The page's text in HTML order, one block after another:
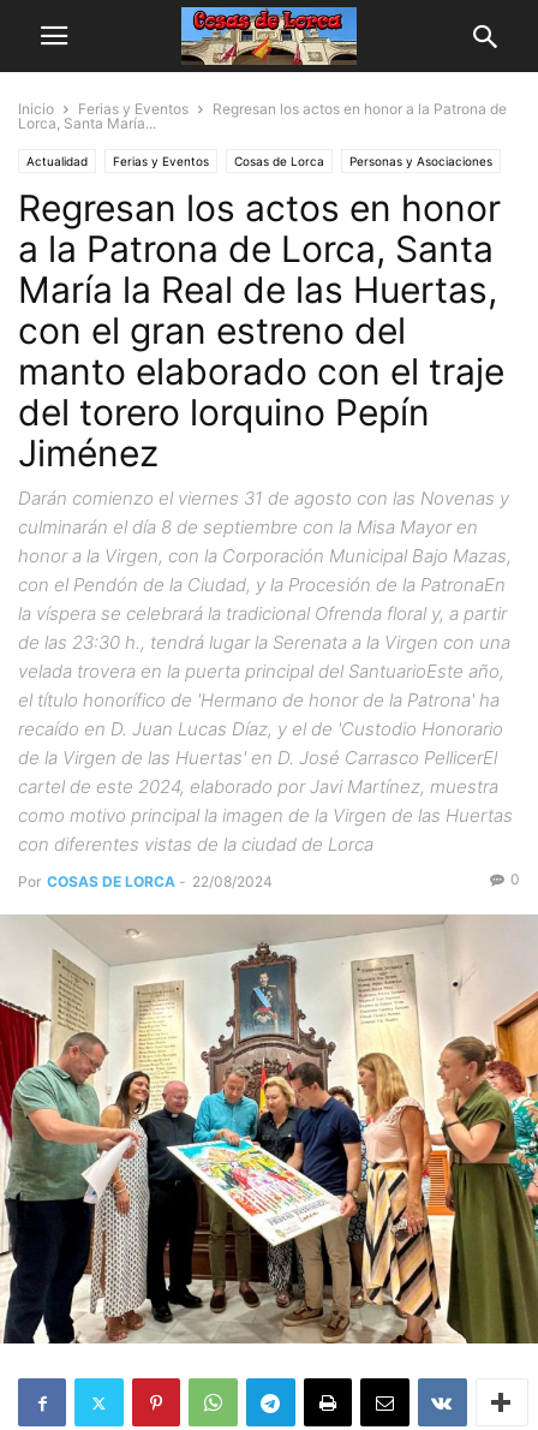
Inicio Ferias y Eventos
Regresan los actos en honor a la Patrona de
Lorca, Santa María...
Actualidad Ferias y Eventos Cosas de Lorca Personas y Asociaciones
Regresan los actos en honor
a la Patrona de Lorca, Santa
María la Real de las Huertas,
con el gran estreno del
manto elaborado con el traje
del torero lorquino Pepín
Jiménez
Darán comienzo el viernes 31 de agosto con las Novenas y
culminarán el día 8 de septiembre con la Misa Mayor en
honor a la Virgen, con la Corporación Municipal Bajo Mazas,
con el Pendón de la Ciudad, y la Procesión de la PatronaEn
la víspera se celebrará la tradicional Ofrenda floral y, a partir
de las 23:30 h., tendrá lugar la Serenata a la Virgen con una
velada trovera en la puerta principal del SantuarioEste año,
el título honorífico de 'Hermano de honor de la Patrona' ha
recaído en D. Juan Lucas Díaz, y el de 'Custodio Honorario
de la Virgen de las Huertas' en D. José Carrasco PellicerEl
cartel de este 2024, elaborado por Javi Martínez, muestra
como motivo principal la imagen de la Virgen de las Huertas
con diferentes vistas de la ciudad de Lorca
Por COSAS DE LORCA - 22/08/2024 0